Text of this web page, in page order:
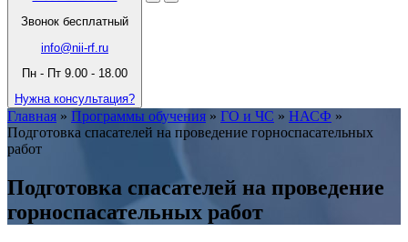
Звонок бесплатный
info@nii-rf.ru
Пн - Пт 9.00 - 18.00
Нужна консультация?
Главная » Программы обучения » ГО и ЧС » НАСФ »
Подготовка спасателей на проведение горноспасательных
работ
Подготовка спасателей на проведение
горноспасательных работ